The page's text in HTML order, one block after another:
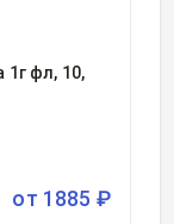
1г фл, 10,
от 1885 ₽